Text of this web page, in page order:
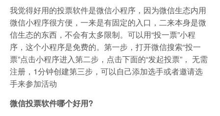
我觉得好用的投票软件是微信小程序，因为微信生态内用
微信小程序很方便，一来是有固定的入口，二来本身是微
信生态的东西，不会有太多限制。可以用“投一票”小程
序，这个小程序是免费的。第一步，打开微信搜索“投一
票”点击小程序进入第二步，点击下面的“发起投票”， 无需
注册，1分钟创建第三步，可以自己添加选手或者邀请选
手来参加活动
微信投票软件哪个好用?